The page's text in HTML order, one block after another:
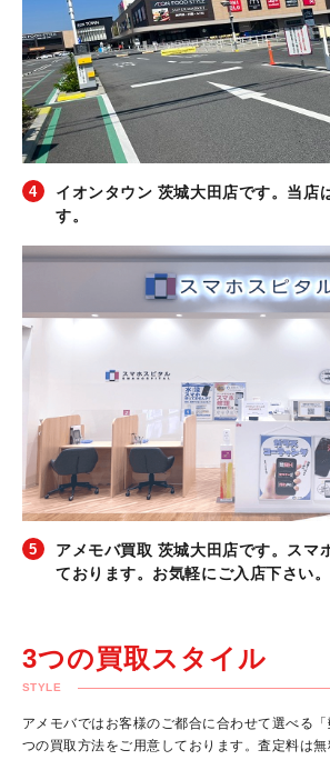
イオンタウン 茨城大田店です。当店
す。
アメモバ買取 茨城大田店です。スマ
ております。お気軽にご入店下さい。
3つの買取スタイル
STYLE
アメモバではお客様のご都合に合わせて選べる
つの買取方法をご用意しております。査定料は無